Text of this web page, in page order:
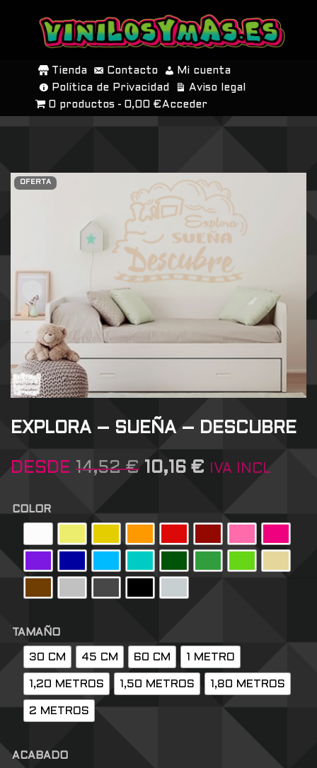
SALTAR
CONTENIDO
Tienda Contacto
Mi cuenta
Política de Privacidad
Aviso legal
0 productos
0,00 € Acceder
OFERTA
EXPLORA – SUEÑA – DESCUBRE
DESDE 14,52€ 10,16 € IVA INCL
COLOR
TAMAÑO
30 CM 45 CM 60 CM 1 METRO
1,20 METROS 1,50 METROS 1,80 METROS
2 METROS
ACABADO